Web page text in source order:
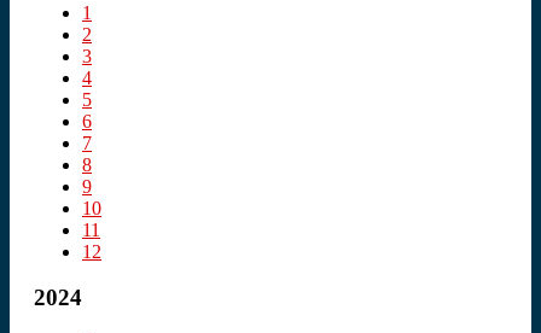
1
2
3
4
5
6
7
8
9
10
11
12
2024